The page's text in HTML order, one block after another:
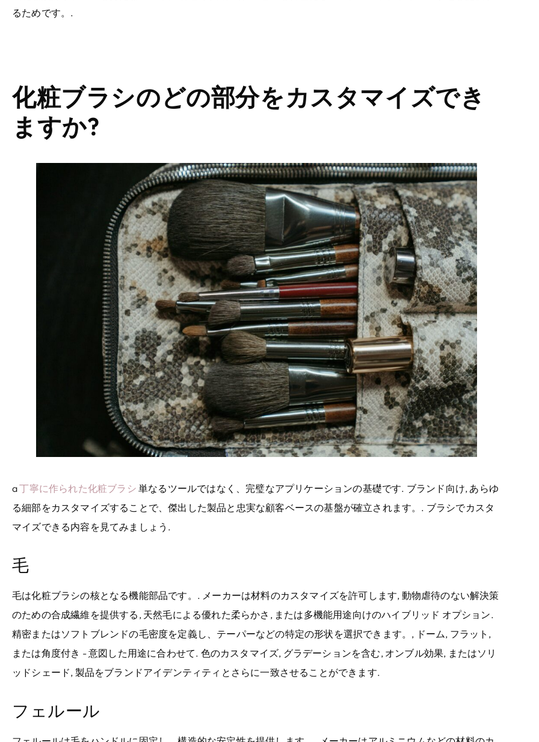
るためです。.
化粧ブラシのどの部分をカスタマイズでき
ますか?
a丁寧に作られた化粧ブラシ 単なるツールではなく、完璧なアプリケーションの基礎です. ブランド向け, あらゆ
る細部をカスタマイズすることで、傑出した製品と忠実な顧客ベースの基盤が確立されます。. ブラシでカスタ
マイズできる内容を見てみましょう.
毛
毛は化粧ブラシの核となる機能部品です。. メーカーは材料のカスタマイズを許可します, 動物虐待のない解決策
のための合成繊維を提供する, 天然毛による優れた柔らかさ, または多機能用途向けのハイブリッド オプション.
精密またはソフトブレンドの毛密度を定義し、テーパーなどの特定の形状を選択できます。, ドーム, フラット,
または角度付き - 意図した用途に合わせて. 色のカスタマイズ, グラデーションを含む, オンブル効果, またはソリ
ッドシェード, 製品をブランドアイデンティティとさらに一致させることができます.
フェルール